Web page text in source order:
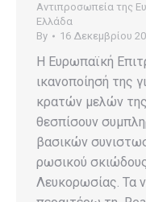
Αντιπροσωπεία της
Ελλάδα
By
16 Δεκεμβρίου
Η Ευρωπαϊκή
ικανοποίησή της
κρατών μελών
θεσπίσουν
βασικών
ρωσικού
Λευκορωσίας. Τα